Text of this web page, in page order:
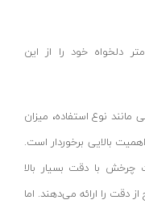
دلخواه خود را از این
مانند نوع استفاده، میزان
بالایی برخوردار است.
چرخش با دقت بسیار بالا
دقت را ارائه می‌دهند. اما